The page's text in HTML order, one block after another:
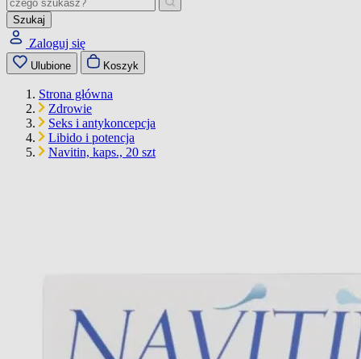
Szukaj
Zaloguj się
Ulubione Koszyk
Strona główna
Zdrowie
Seks i antykoncepcja
Libido i potencja
Navitin, kaps., 20 szt